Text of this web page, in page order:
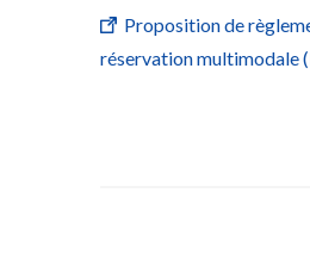
Proposition de
réservation multimodale